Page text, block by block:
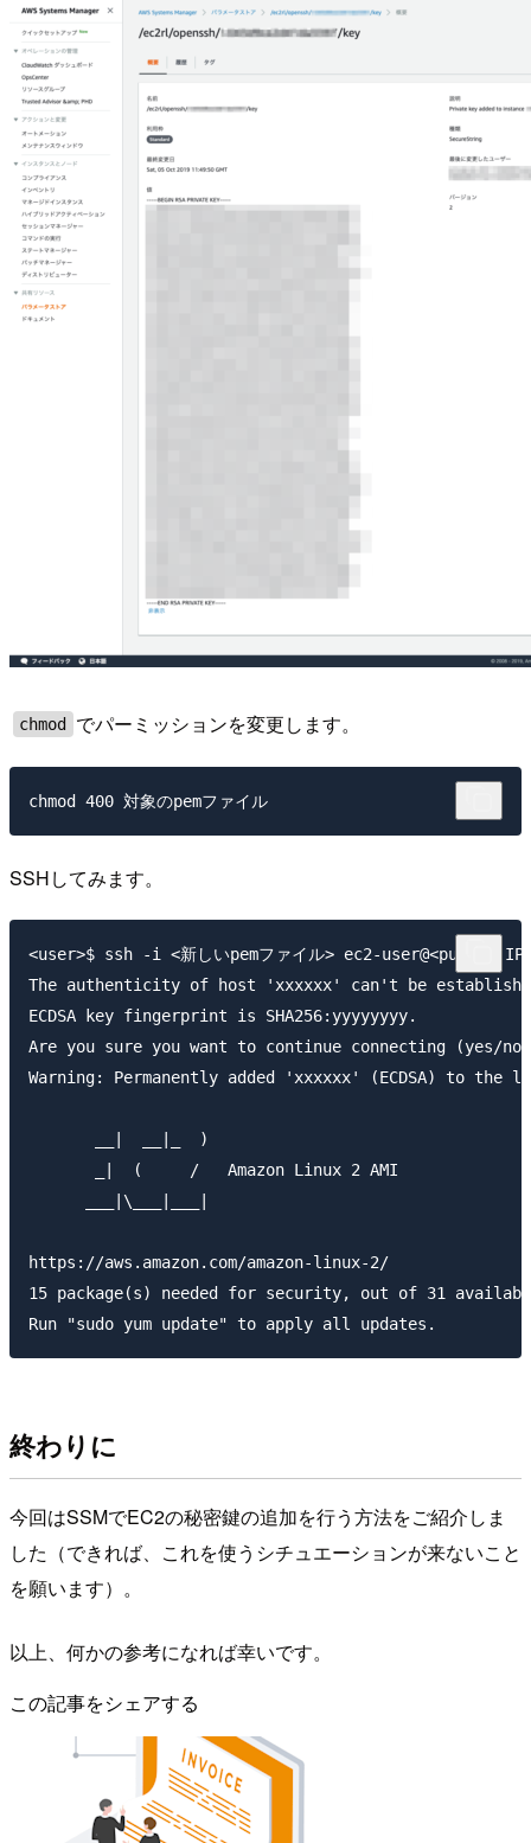
chmod でパーミッションを変更します。
chmod 400 対象のpemファイル
SSHしてみます。
<user>$ ssh -i <新しいpemファイル> ec2-user@<public
The authenticity of host 'xxxxxx' can't be
ECDSA key fingerprint is SHA256:yyyyyyyy.
Are you sure you want to continue connecting (yes/
Warning: Permanently added 'xxxxxx' (ECDSA) to the
       __|  __|_  )
       _|  (     /   Amazon Linux 2 AMI
      ___|\___|___|
https://aws.amazon.com/amazon-linux-2/
15 package(s) needed for security, out of 31
終わりに
今回はSSMでEC2の秘密鍵の追加を行う方法をご紹介しま
した（できれば、これを使うシチュエーションが来ないこと
を願います）。
以上、何かの参考になれば幸いです。
この記事をシェアする